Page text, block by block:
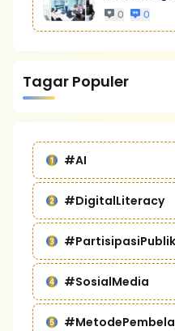
Bisnis Yang
0 0
Tagar Populer
#AI
#DigitalLiteracy
#PartisipasiPublik
#SosialMedia